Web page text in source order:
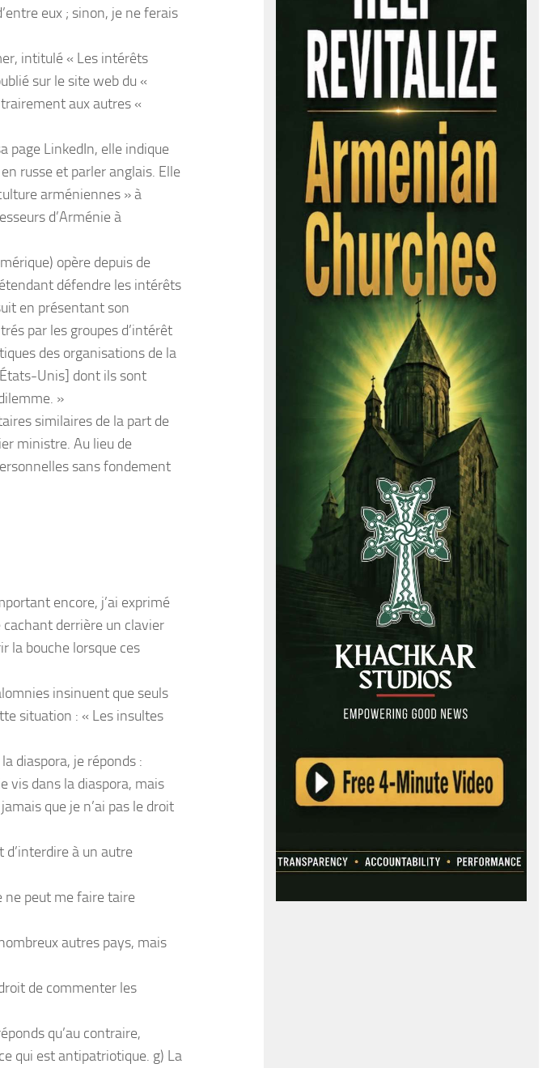
eux ; sinon, je ne ferais
intitulé « Les intérêts
sur le site web du «
aux autres «
page LinkedIn, elle indique
russe et parler anglais. Elle
arméniennes » à
d’Arménie à
opère depuis de
défendre les intérêts
en présentant son
par les groupes d’intérêt
des organisations de la
Unis] dont ils sont
»
similaires de la part de
ministre. Au lieu de
sans fondement
encore, j’ai exprimé
derrière un clavier
la bouche lorsque ces
insinuent que seuls
situation : « Les insultes
diaspora, je réponds :
vis dans la diaspora, mais
que je n’ai pas le droit
d’interdire à un autre
ne peut me faire taire
autres pays, mais
de commenter les
qu’au contraire,
qui est antipatriotique. g) La